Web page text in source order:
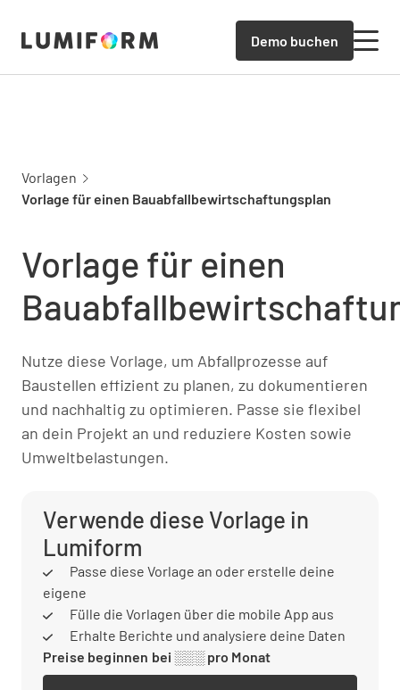
Demo buchen
Vorlagen
Vorlage für einen Bauabfallbewirtschaftungsplan
Vorlage für einen
Nutze diese Vorlage, um Abfallprozesse auf
Baustellen effizient zu planen, zu dokumentieren
und nachhaltig zu optimieren. Passe sie flexibel
an dein Projekt an und reduziere Kosten sowie
Umweltbelastungen.
Verwende diese Vorlage in
Lumiform
Passe diese Vorlage an oder erstelle deine
eigene
Fülle die Vorlagen über die mobile App aus
Erhalte Berichte und analysiere deine Daten
Preise beginnen bei ░░░ pro Monat